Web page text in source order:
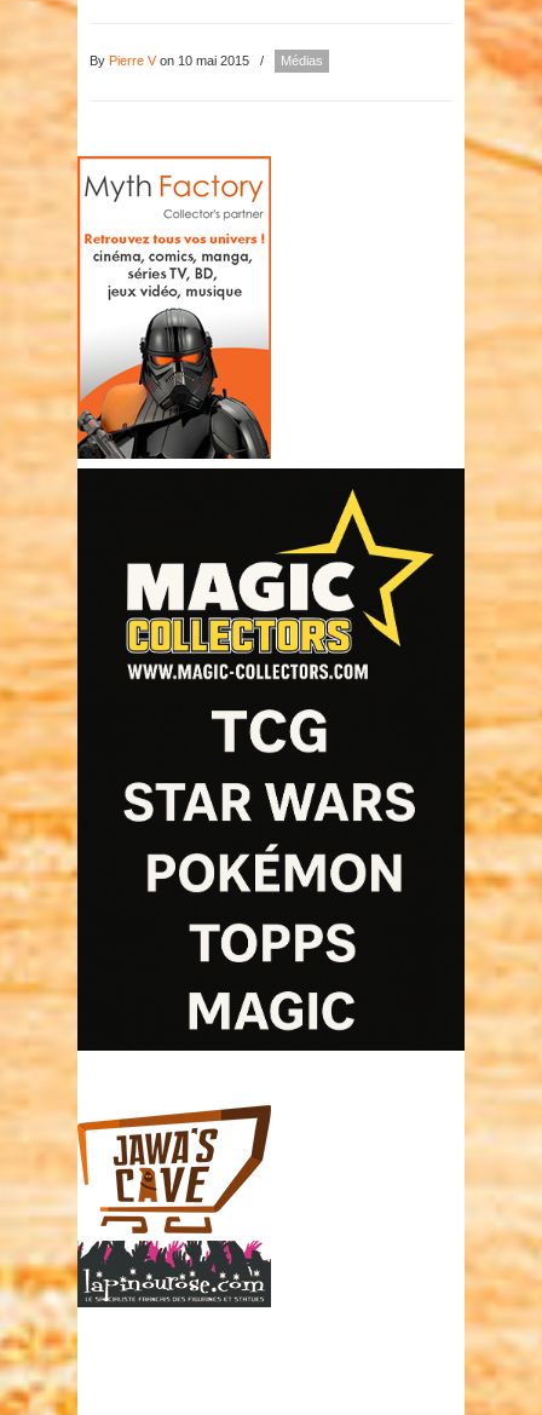
By Pierre Von 10 mai 2015 / Médias